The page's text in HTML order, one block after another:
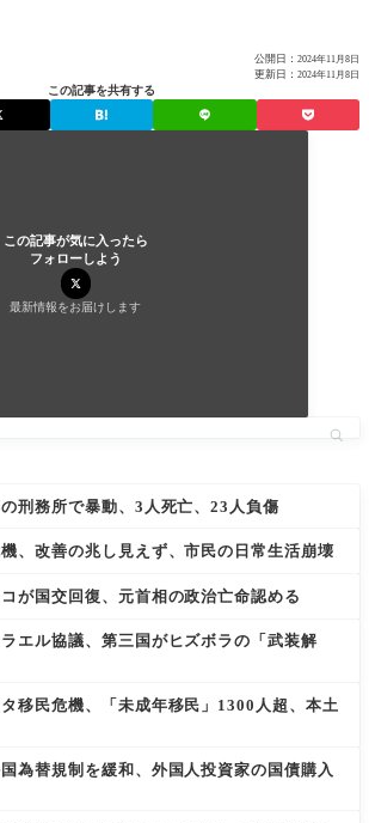
公開日： 2024年11月8日
更新日： 2024年11月8日
この記事を共有する
この記事が気に入ったら
フォローしよう
最新情報をお届けします
刑務所で暴動、3人死亡、23人負傷
、改善の兆し見えず、市民の日常生活崩壊
が国交回復、元首相の政治亡命認める
エル協議、第三国がヒズボラの「武装解
移民危機、「未成年移民」1300人超、本土
為替規制を緩和、外国人投資家の国債購入